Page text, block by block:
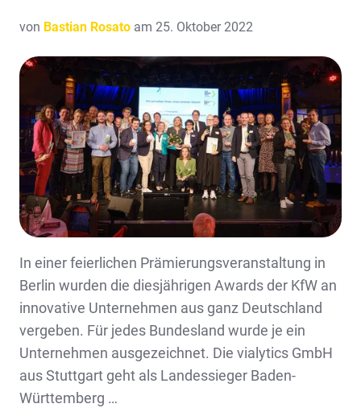
von Bastian Rosato am 25. Oktober 2022
In einer feierlichen Prämierungsveranstaltung in
Berlin wurden die diesjährigen Awards der KfW an
innovative Unternehmen aus ganz Deutschland
vergeben. Für jedes Bundesland wurde je ein
Unternehmen ausgezeichnet. Die vialytics GmbH
aus Stuttgart geht als Landessieger Baden-
Württemberg …